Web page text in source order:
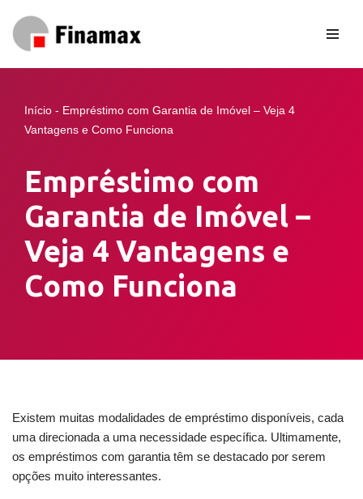
Pular
Início - Empréstimo com Garantia de Imóvel – Veja 4
Vantagens e Como Funciona
Empréstimo com
Garantia de Imóvel –
Veja 4 Vantagens e
Como Funciona
Existem muitas modalidades de empréstimo disponíveis, cada
uma direcionada a uma necessidade específica. Ultimamente,
os empréstimos com garantia têm se destacado por serem
opções muito interessantes.